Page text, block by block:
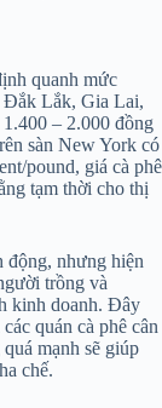
quanh mức
Đắk Lắk, Gia Lai,
– 2.000 đồng
sàn New York có
pound, giá cà phê
tạm thời cho thị
động, nhưng hiện
trồng và
kinh doanh. Đây
quán cà phê cân
mạnh sẽ giúp
chế.